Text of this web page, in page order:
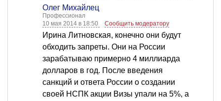
Олег Михайлец
Профессионал
10 мая 2014 в 18:50
Сообщить модератору
Ирина Литновская, конечно они будут
обходить запреты. Они на России
зарабатываю примерно 4 миллиарда
долларов в год. После введения
санкций и ответа России о создании
своей НСПК акции Визы упали на 5%, а